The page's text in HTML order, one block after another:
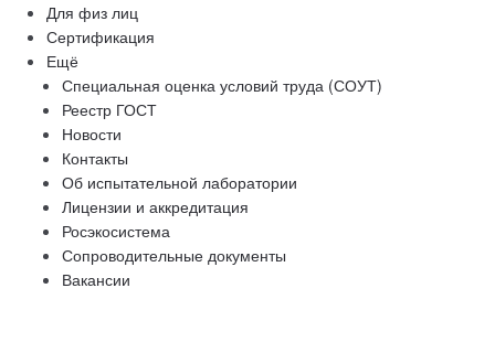
Для физ лиц
Сертификация
Ещё
Специальная оценка условий труда (СОУТ)
Реестр ГОСТ
Новости
Контакты
Об испытательной лаборатории
Лицензии и аккредитация
Росэкосистема
Сопроводительные документы
Вакансии